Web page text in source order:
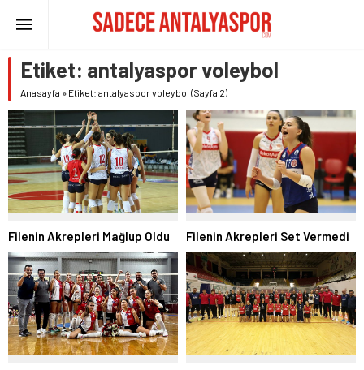
Etiket: antalyaspor voleybol
Anasayfa » Etiket: antalyaspor voleybol (Sayfa 2)
Filenin Akrepleri Mağlup Oldu Filenin Akrepleri Set Vermedi